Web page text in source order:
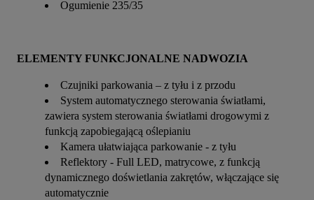
Ogumienie 235/35
ELEMENTY FUNKCJONALNE NADWOZIA
Czujniki parkowania – z tyłu i z przodu
System automatycznego sterowania światłami,
zawiera system sterowania światłami drogowymi z
funkcją zapobiegającą oślepianiu
Kamera ułatwiająca parkowanie - z tyłu
Reflektory - Full LED, matrycowe, z funkcją
dynamicznego doświetlania zakrętów, włączające się
automatycznie